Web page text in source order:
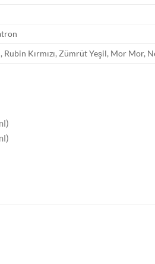
Rubin Kırmızı, Zümrüt Yeşil, Mor Mor,